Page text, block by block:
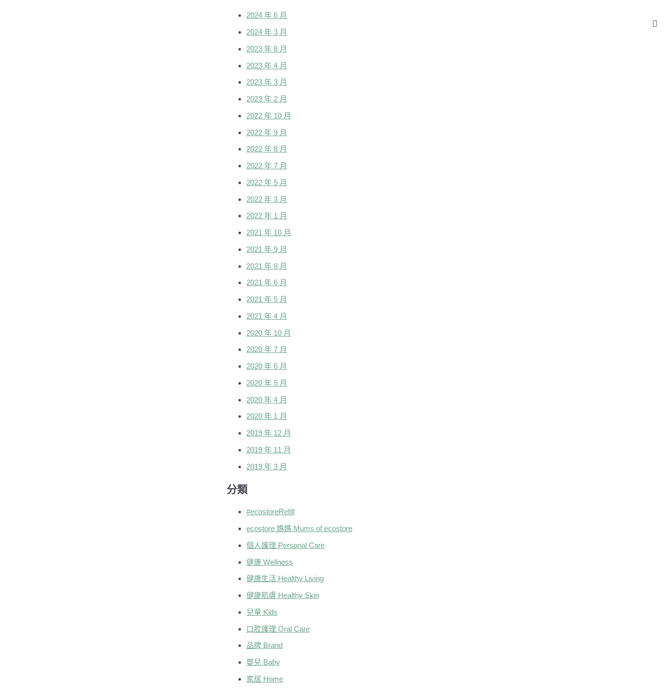
2024 年 6 月
2024 年 3 月
2023 年 8 月
2023 年 4 月
2023 年 3 月
2023 年 2 月
2022 年 10 月
2022 年 9 月
2022 年 8 月
2022 年 7 月
2022 年 5 月
2022 年 3 月
2022 年 1 月
2021 年 10 月
2021 年 9 月
2021 年 8 月
2021 年 6 月
2021 年 5 月
2021 年 4 月
2020 年 10 月
2020 年 7 月
2020 年 6 月
2020 年 5 月
2020 年 4 月
2020 年 1 月
2019 年 12 月
2019 年 11 月
2019 年 3 月
分類
#ecostoreRefill
ecostore 媽媽 Mums of ecostore
個人護理 Personal Care
健康 Wellness
健康生活 Healthy Living
健康肌膚 Healthy Skin
兒童 Kids
口腔護理 Oral Care
品牌 Brand
嬰兒 Baby
家居 Home